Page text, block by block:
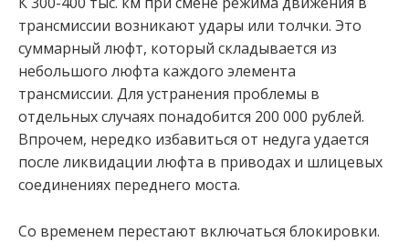
трансмиссии возникают удары или толчки. Это
суммарный люфт, который складывается из
небольшого люфта каждого элемента
трансмиссии. Для устранения проблемы в
отдельных случаях понадобится 200 000 рублей.
Впрочем, нередко избавиться от недуга удается
после ликвидации люфта в приводах и шлицевых
соединениях переднего моста.
Со временем перестают включаться блокировки.